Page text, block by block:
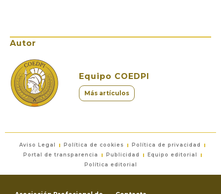
Autor
Equipo COEDPI
Más artículos
Aviso Legal Política de cookies
Política de privacidad
Portal de transparencia
Publicidad
Equipo editorial
Política editorial